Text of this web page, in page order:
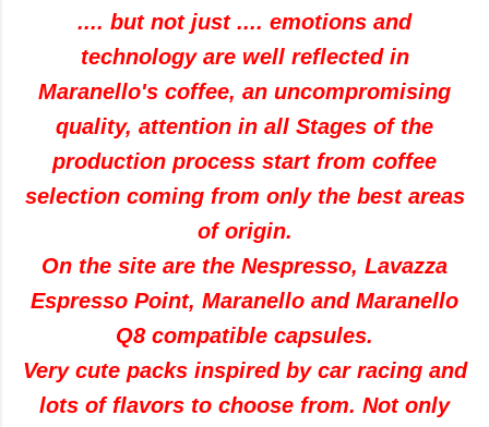
.... but not just .... emotions and
technology are well reflected in
Maranello's coffee, an uncompromising
quality, attention in all Stages of the
production process start from coffee
selection coming from only the best areas
of origin.
On the site are the Nespresso, Lavazza
Espresso Point, Maranello and Maranello
Q8 compatible capsules.
Very cute packs inspired by car racing and
lots of flavors to choose from. Not only